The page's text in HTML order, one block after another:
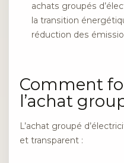
achats groupés
la transition
réduction des
Comment
l’achat
L’achat groupé
et transparent :